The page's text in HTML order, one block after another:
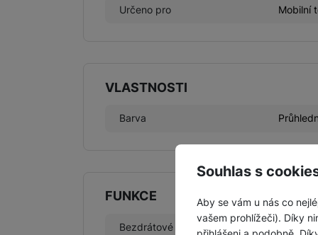
Souhlas s
Aby se vám u nás co
vašem prohlížeči). Díky
Určeno pro Mobilní
VLASTNOSTI
Barva
FUNKCE
Bezdrátové nabíjení Ano